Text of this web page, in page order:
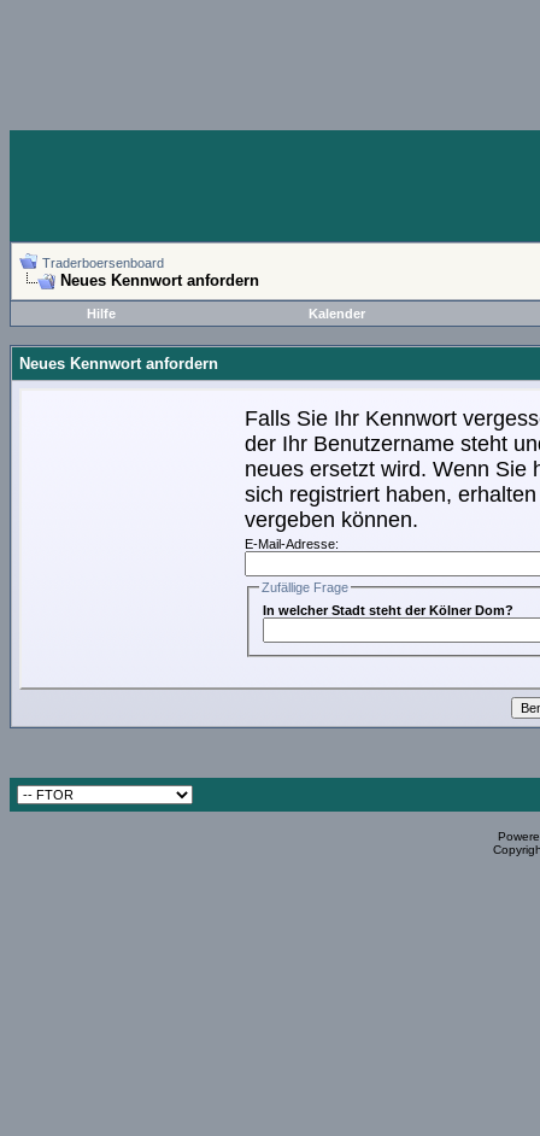
Traderboersenboard
Neues Kennwort anfordern
Hilfe Kalender
Neues Kennwort anfordern
Falls Sie Ihr Kennwort
der Ihr Benutzername steht
neues ersetzt wird. Wenn Sie
sich registriert haben,
vergeben können.
E-Mail-Adresse:
Zufällige Frage
In welcher Stadt steht der Kölner Dom?